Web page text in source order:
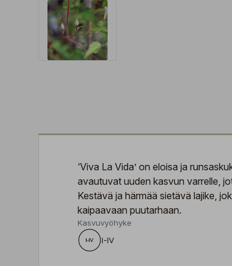
‘Viva La Vida’ on eloisa ja
avautuvat uuden kasvun varrelle,
Kestävä ja härmää sietävä lajike,
kaipaavaan puutarhaan.
Kasvuvyöhyke
I-IV